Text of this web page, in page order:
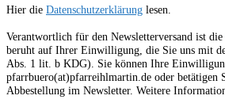
Hier die Datenschutzerklärung lesen.
Verantwortlich für den Newsletterversand ist die
beruht auf Ihrer Einwilligung, die Sie uns mit
Abs. 1 lit. b KDG). Sie können Ihre
pfarrbuero(at)pfarreihlmartin.de oder betätigen
Abbestellung im Newsletter. Weitere